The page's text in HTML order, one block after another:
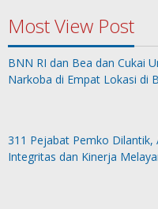
Most View Post
BNN RI dan Bea dan Cukai
Narkoba di Empat Lokasi di
311 Pejabat Pemko Dilantik,
Integritas dan Kinerja